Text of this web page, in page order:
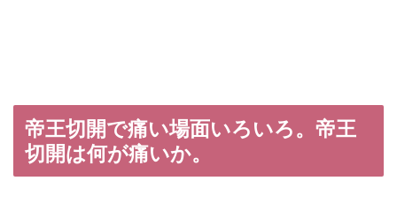
帝王切開で痛い場面いろいろ。帝王
切開は何が痛いか。